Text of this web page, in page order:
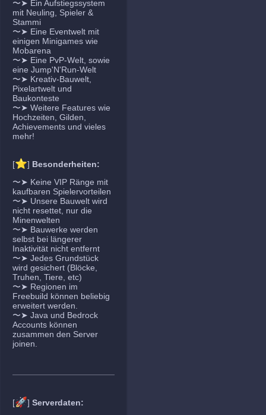
〜➤ Ein Aufstiegssystem
mit Neuling, Spieler &
Stammi
〜➤ Eine Eventwelt mit
einigen Minigames wie
Mobarena
〜➤ Eine PvP-Welt, sowie
eine Jump'N'Run-Welt
〜➤ Kreativ-Bauwelt,
Pixelartwelt und
Baukonteste
〜➤ Weitere Features wie
Hochzeiten, Gilden,
Achievements und vieles
mehr!
[⭐] Besonderheiten:
〜➤ Keine VIP Ränge mit
kaufbaren Spielervorteilen
〜➤ Unsere Bauwelt wird
nicht resettet, nur die
Minenwelten
〜➤ Bauwerke werden
selbst bei längerer
Inaktivität nicht entfernt
〜➤ Jedes Grundstück
wird gesichert (Blöcke,
Truhen, Tiere, etc)
〜➤ Regionen im
Freebuild können beliebig
erweitert werden.
〜➤ Java und Bedrock
Accounts können
zusammen den Server
joinen.
[🚀] Serverdaten: